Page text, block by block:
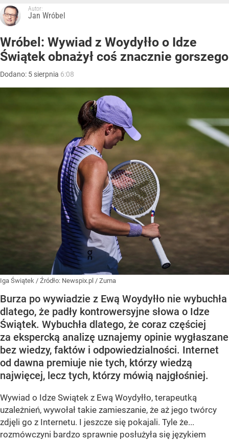
Autor:
Jan Wróbel
Wróbel: Wywiad z Woydyłło o Idze
Świątek obnażył coś znacznie gorszego
Dodano: 5 sierpnia 6:08
Iga Świątek / Źródło: Newspix.pl / Zuma
Burza po wywiadzie z Ewą Woydyłło nie wybuchła
dlatego, że padły kontrowersyjne słowa o Idze
Świątek. Wybuchła dlatego, że coraz częściej
za ekspercką analizę uznajemy opinie wygłaszane
bez wiedzy, faktów i odpowiedzialności. Internet
od dawna premiuje nie tych, którzy wiedzą
najwięcej, lecz tych, którzy mówią najgłośniej.
Wywiad o Idze Swiątek z Ewą Woydyłło, terapeutką
uzależnień, wywołał takie zamieszanie, że aż jego twórcy
zdjęli go z Internetu. I jeszcze się pokajali. Tyle że...
rozmówczyni bardzo sprawnie posłużyła się językiem